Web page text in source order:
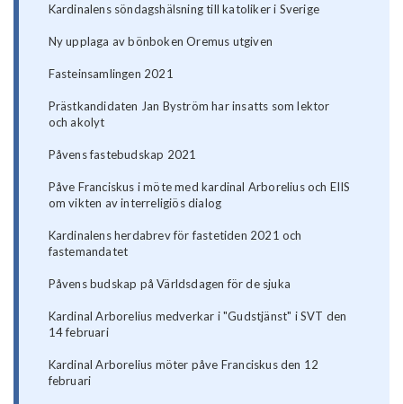
Kardinalens söndagshälsning till katoliker i Sverige
Ny upplaga av bönboken Oremus utgiven
Fasteinsamlingen 2021
Prästkandidaten Jan Byström har insatts som lektor
och akolyt
Påvens fastebudskap 2021
Påve Franciskus i möte med kardinal Arborelius och EIIS
om vikten av interreligiös dialog
Kardinalens herdabrev för fastetiden 2021 och
fastemandatet
Påvens budskap på Världsdagen för de sjuka
Kardinal Arborelius medverkar i "Gudstjänst" i SVT den
14 februari
Kardinal Arborelius möter påve Franciskus den 12
februari